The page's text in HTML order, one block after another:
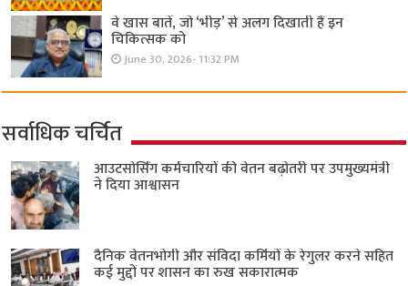
वे खास बातें, जो ‘भीड़’ से अलग दिखाती हैं इन
चिकित्सक को
June 30, 2026- 11:32 PM
सर्वाधिक चर्चित
आउटसोर्सिंग कर्मचारियों की वेतन बढ़ोतरी पर उपमुख्यमंत्री
ने दिया आश्वासन
दैनिक वेतनभोगी और संविदा कर्मियों के रेगुलर करने सहित
कई मुद्दों पर शासन का रुख सकारात्मक